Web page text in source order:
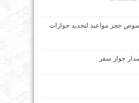
حجز مواعيد لتجديد جوازات
جواز سفر